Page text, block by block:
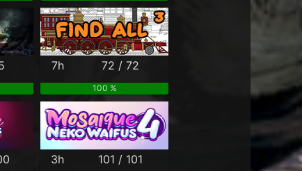
7h 72 / 72
100 %
3h 101 / 101